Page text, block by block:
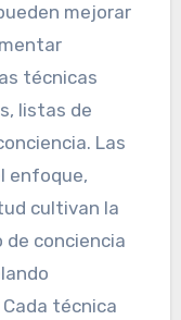
mejorar
técnicas
listas de
Las
enfoque,
cultivan la
conciencia
técnica